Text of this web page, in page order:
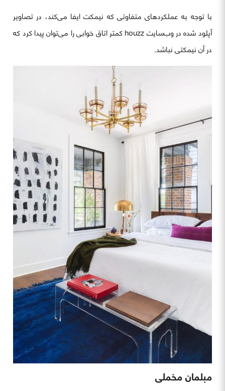
با توجه به عملکردهای متفاوتی که نیمکت ایفا می‌کند، در تصاویر
آپلود شده در وب‌سایت houzz کمتر اتاق خوابی را می‌توان پیدا کرد که
در آن نیمکتی نباشد.
مبلمان مخملی